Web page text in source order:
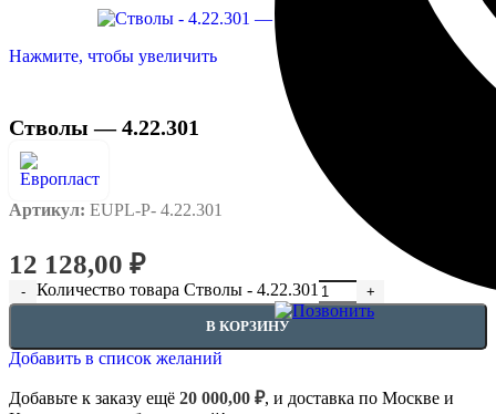
Нажмите, чтобы увеличить
Стволы — 4.22.301
Артикул: EUPL-P- 4.22.301
12 128,00 ₽
Количество товара Стволы - 4.22.301
В КОРЗИНУ
Добавить в список желаний
Добавьте к заказу ещё 20 000,00 ₽, и доставка по Москве и